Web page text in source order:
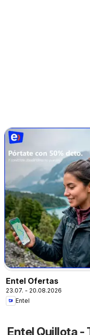
Entel Ofertas
23.07. - 20.08.2026
Entel
Entel Quillota -